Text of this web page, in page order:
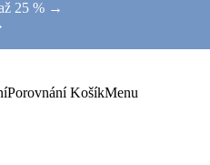
25 % →
Porovnání KošíkMenu